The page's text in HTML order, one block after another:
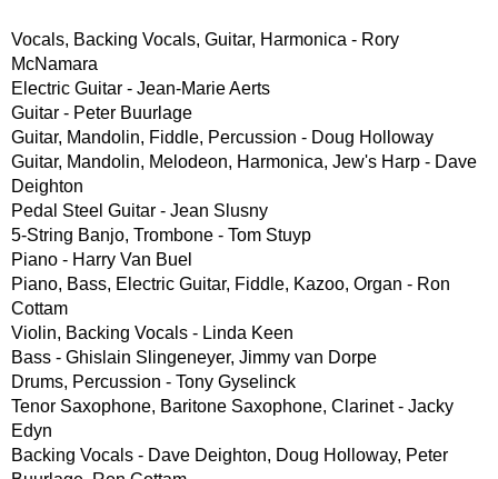
Vocals, Backing Vocals, Guitar, Harmonica - Rory
McNamara
Electric Guitar - Jean-Marie Aerts
Guitar - Peter Buurlage
Guitar, Mandolin, Fiddle, Percussion - Doug Holloway
Guitar, Mandolin, Melodeon, Harmonica, Jew's Harp - Dave
Deighton
Pedal Steel Guitar - Jean Slusny
5-String Banjo, Trombone - Tom Stuyp
Piano - Harry Van Buel
Piano, Bass, Electric Guitar, Fiddle, Kazoo, Organ - Ron
Cottam
Violin, Backing Vocals - Linda Keen
Bass - Ghislain Slingeneyer, Jimmy van Dorpe
Drums, Percussion - Tony Gyselinck
Tenor Saxophone, Baritone Saxophone, Clarinet - Jacky
Edyn
Backing Vocals - Dave Deighton, Doug Holloway, Peter